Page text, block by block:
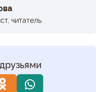
читатель.